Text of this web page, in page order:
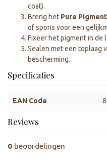
coat).
Breng het Pure
of spons voor een
Fixeer het pigment in de
Sealen met een toplaag
bescherming.
Specificaties
EAN Code
Reviews
0 beoordelingen